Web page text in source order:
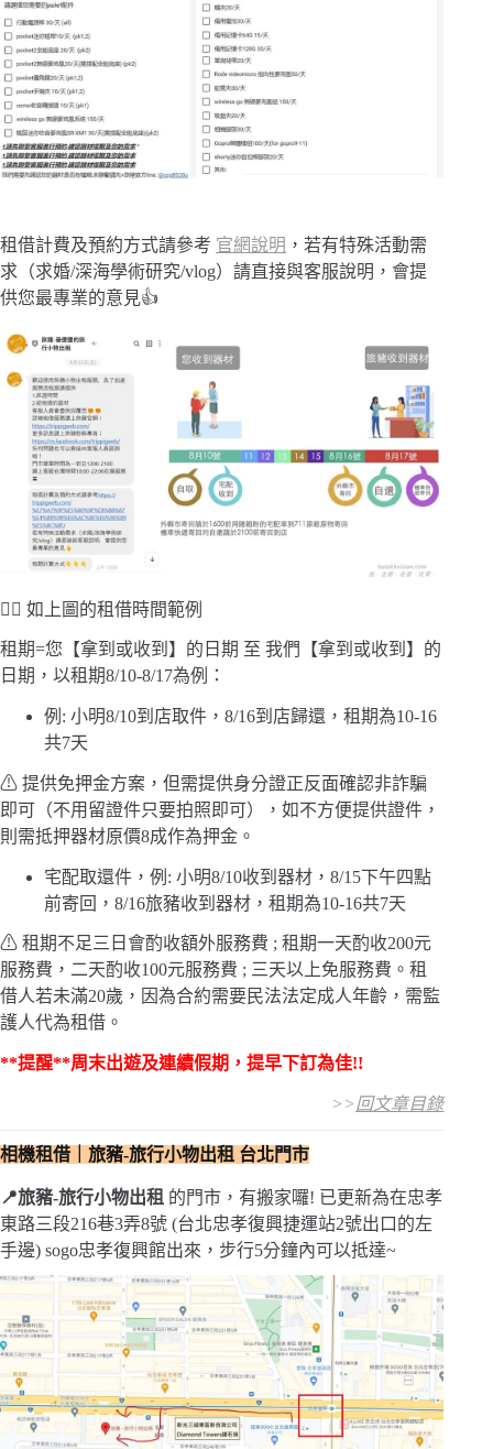
租借計費及預約方式請參考 官網說明 ，若有特殊活動需
求（求婚/深海學術研究/vlog）請直接與客服說明，會提
供您最專業的意見👍
🙋‍♀️ 如上圖的租借時間範例
租期=您【拿到或收到】的日期 至 我們【拿到或收到】的
日期，以租期8/10-8/17為例：
例: 小明8/10到店取件，8/16到店歸還，租期為10-16
共7天
⚠ 提供免押金方案，但需提供身分證正反面確認非詐騙
即可（不用留證件只要拍照即可），如不方便提供證件，
則需抵押器材原價8成作為押金。
宅配取還件，例: 小明8/10收到器材，8/15下午四點
前寄回，8/16旅豬收到器材，租期為10-16共7天
⚠ 租期不足三日會酌收額外服務費 ; 租期一天酌收200元
服務費，二天酌收100元服務費 ; 三天以上免服務費。租
借人若未滿20歲，因為合約需要民法法定成人年齡，需監
護人代為租借。
**提醒**周末出遊及連續假期，提早下訂為佳!!
>>回文章目錄
相機租借｜旅豬-旅行小物出租 台北門市
📍旅豬-旅行小物出租 的門市，有搬家囉! 已更新為在忠孝
東路三段216巷3弄8號 (台北忠孝復興捷運站2號出口的左
手邊) sogo忠孝復興館出來，步行5分鐘內可以抵達~